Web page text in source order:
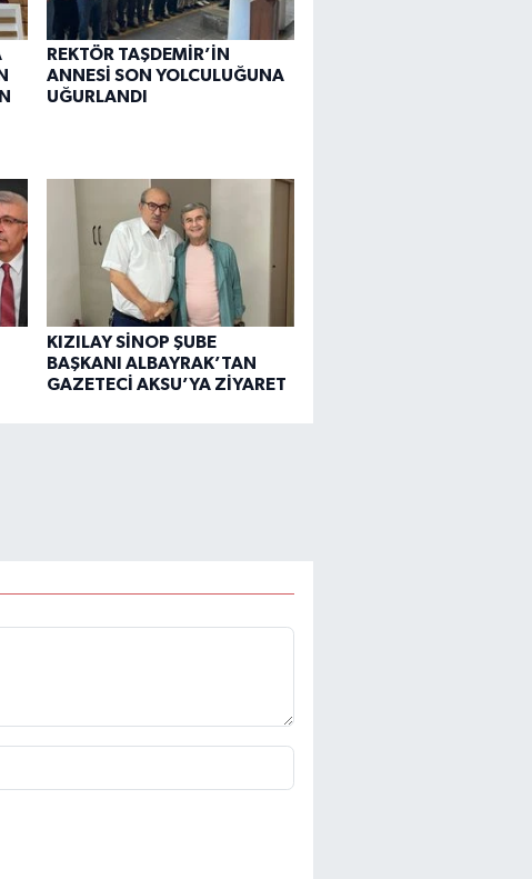
REKTÖR TAŞDEMİR’İN
ANNESİ SON YOLCULUĞUNA
UĞURLANDI
KIZILAY SİNOP ŞUBE
BAŞKANI ALBAYRAK’TAN
GAZETECİ AKSU’YA ZİYARET